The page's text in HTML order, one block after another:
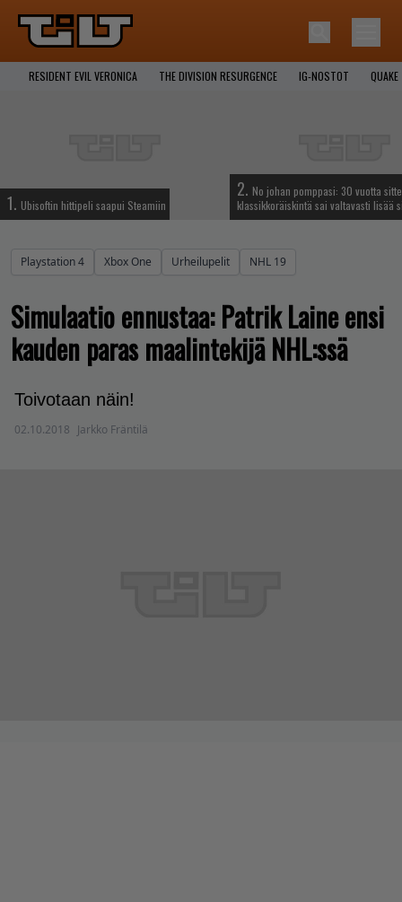
RESIDENT EVIL VERONICA THE DIVISION RESURGENCE IG-NOSTOT QUAKE
1. Ubisoftin hittipeli saapui Steamiin
2. No johan pomppasi: 30 vuotta
klassikkoräiskintä sai valtavasti lisää
Playstation 4 Xbox One Urheilupelit NHL 19
Simulaatio ennustaa: Patrik Laine ensi
kauden paras maalintekijä NHL:ssä
Toivotaan näin!
02.10.2018 Jarkko Fräntilä